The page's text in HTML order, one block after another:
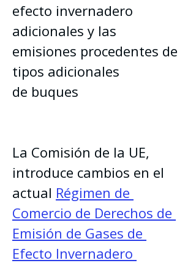
efecto invernadero
adicionales y las
emisiones procedentes de
tipos adicionales
de buques
La Comisión de la UE,
introduce cambios en el
actual Régimen de
Comercio de Derechos de
Emisión de Gases de
Efecto Invernadero